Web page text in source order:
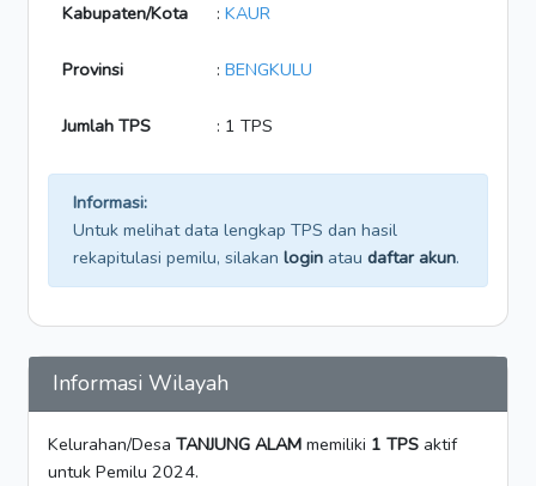
Kabupaten/Kota : KAUR
Provinsi : BENGKULU
Jumlah TPS : 1 TPS
Informasi:
Untuk melihat data lengkap TPS dan hasil
rekapitulasi pemilu, silakan login atau daftar akun.
Informasi Wilayah
Kelurahan/Desa TANJUNG ALAM memiliki 1 TPS aktif
untuk Pemilu 2024.